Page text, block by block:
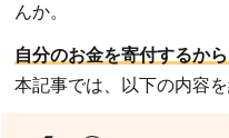
んか。
自分のお金を寄付するか
本記事では、以下の内容を